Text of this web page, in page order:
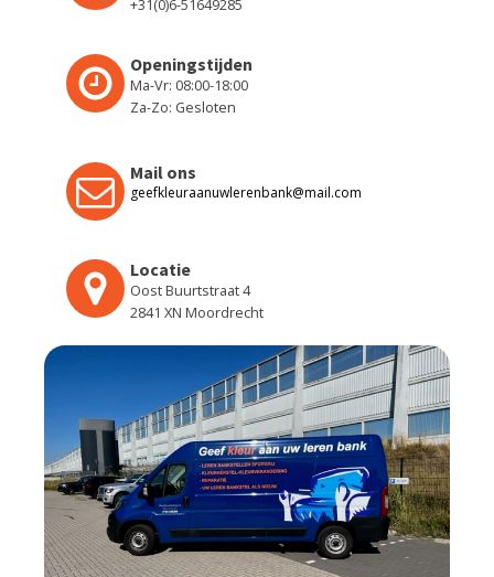
Openingstijden
Ma-Vr: 08:00-18:00
Za-Zo: Gesloten
Mail ons
geefkleuraanuwlerenbank@mail.com
Locatie
Oost Buurtstraat 4
2841 XN Moordrecht